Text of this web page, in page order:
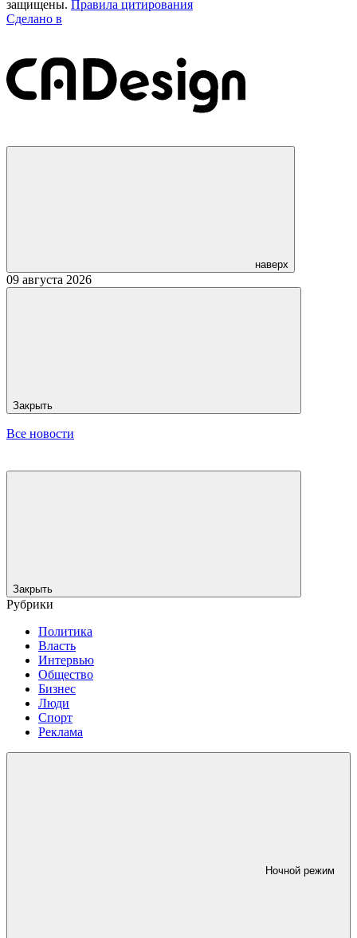
защищены. Правила цитирования
Сделано в
наверх
09 августа 2026
Закрыть
Все новости
Закрыть
Рубрики
Политика
Власть
Интервью
Общество
Бизнес
Люди
Спорт
Реклама
Ночной режим